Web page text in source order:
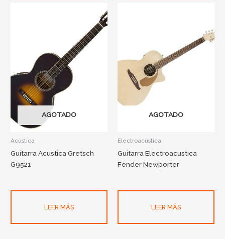
AGOTADO
Acústica
Guitarra Acustica Gretsch
G9521
LEER MÁS
AGOTADO
Electroacústica
Guitarra Electroacustica
Fender Newporter
LEER MÁS